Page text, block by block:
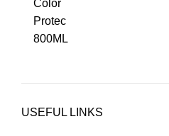
USEFUL LINKS